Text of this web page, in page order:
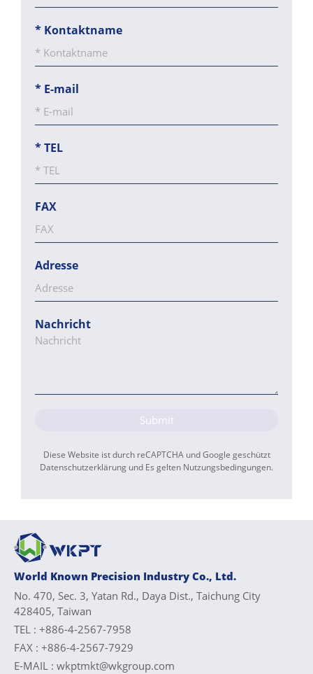
* Kontaktname
* E-mail
*TEL
FAX
Adresse
Nachricht
Submit
Diese Website ist durch reCAPTCHA und Google geschützt
Datenschutzerklärung und Es gelten Nutzungsbedingungen.
World Known Precision Industry Co., Ltd.
No. 470, Sec. 3, Yatan Rd., Daya Dist., Taichung City
428405, Taiwan
TEL : +886-4-2567-7958
FAX : +886-4-2567-7929
E-MAIL : wkptmkt@wkgroup.com